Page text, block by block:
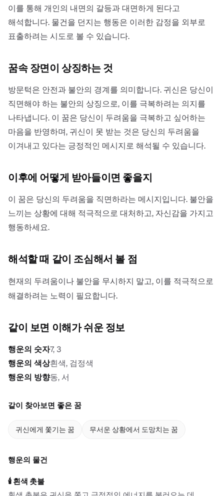
이를 통해 개인의 내면의 갈등과 대면하게 된다고
해석합니다. 물건을 던지는 행동은 이러한 감정을 외부로
표출하려는 시도로 볼 수 있습니다.
꿈속 장면이 상징하는 것
방문턱은 안전과 불안의 경계를 의미합니다. 귀신은 당신이
직면해야 하는 불안의 상징으로, 이를 극복하려는 의지를
나타냅니다. 이 꿈은 당신이 두려움을 극복하고 싶어하는
마음을 반영하며, 귀신이 못 받는 것은 당신의 두려움을
이겨내고 있다는 긍정적인 메시지로 해석될 수 있습니다.
이후에 어떻게 받아들이면 좋을지
이 꿈은 당신의 두려움을 직면하라는 메시지입니다. 불안을
느끼는 상황에 대해 적극적으로 대처하고, 자신감을 가지고
행동하세요.
해석할 때 같이 조심해서 볼 점
현재의 두려움이나 불안을 무시하지 말고, 이를 적극적으로
해결하려는 노력이 필요합니다.
같이 보면 이해가 쉬운 정보
행운의 숫자7, 3
행운의 색상흰색, 검정색
행운의 방향동, 서
같이 찾아보면 좋은 꿈
귀신에게 쫓기는 꿈 무서운 상황에서 도망치는 꿈
행운의 물건
🕯️ 흰색 촛불